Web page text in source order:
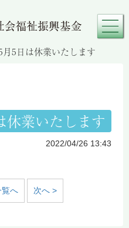
月5日は休業いたします
休業いたします
2022/04/26 13:43
覧へ 次へ >